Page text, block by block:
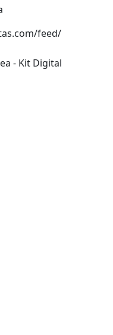
feed/